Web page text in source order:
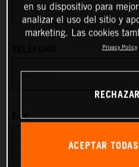
Anguilla
Antigua & Barbuda
FAX
en su dispositivo para
analizar el uso del sitio y
marketing. Las cookies
Privacy Policy
ACEPTAR